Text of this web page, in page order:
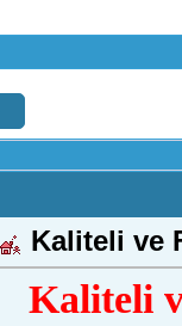
Kaliteli ve
Kaliteli